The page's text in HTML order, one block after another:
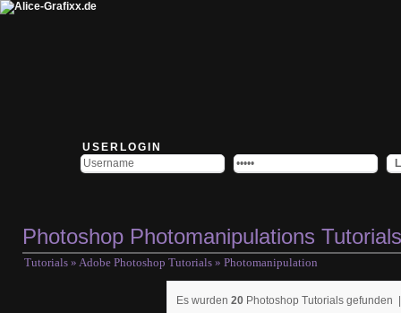
USERLOGIN
Photoshop Photomanipulations Tutorials
Tutorials » Adobe Photoshop Tutorials » Photomanipulation
Es wurden 20 Photoshop Tutorials